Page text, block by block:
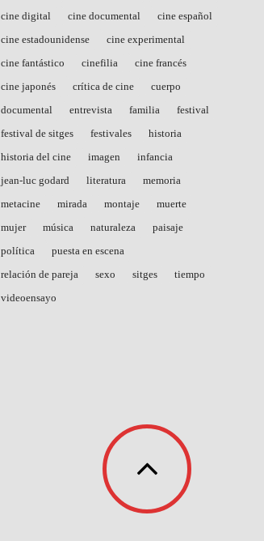
cine digital
cine documental
cine español
cine estadounidense
cine experimental
cine fantástico
cinefilia
cine francés
cine japonés
crítica de cine
cuerpo
documental
entrevista familia
festival
festival de sitges
festivales
historia
historia del cine
imagen
infancia
jean-luc godard
literatura
memoria
metacine
mirada montaje
muerte
mujer
música naturaleza
paisaje
política
puesta en escena
relación de pareja
sexo sitges
tiempo
videoensayo